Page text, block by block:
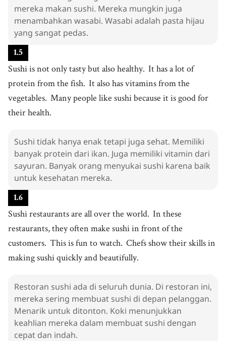
mereka makan sushi. Mereka mungkin juga
menambahkan wasabi. Wasabi adalah pasta hijau
yang sangat pedas.
1.5
Sushi is not only tasty but also healthy. It has a lot of
protein from the fish. It also has vitamins from the
vegetables. Many people like sushi because it is good for
their health.
Sushi tidak hanya enak tetapi juga sehat. Memiliki
banyak protein dari ikan. Juga memiliki vitamin dari
sayuran. Banyak orang menyukai sushi karena baik
untuk kesehatan mereka.
1.6
Sushi restaurants are all over the world. In these
restaurants, they often make sushi in front of the
customers. This is fun to watch. Chefs show their skills in
making sushi quickly and beautifully.
Restoran sushi ada di seluruh dunia. Di restoran ini,
mereka sering membuat sushi di depan pelanggan.
Menarik untuk ditonton. Koki menunjukkan
keahlian mereka dalam membuat sushi dengan
cepat dan indah.